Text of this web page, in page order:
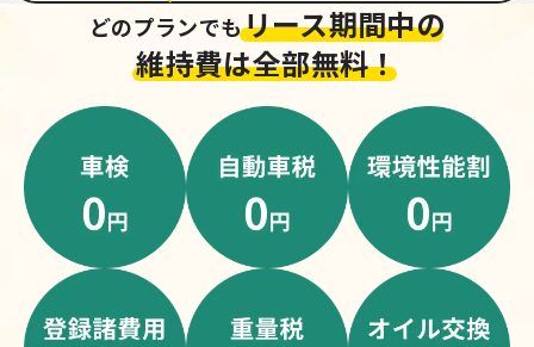
どのプランでもリース期間中の
維持費は全部無料！